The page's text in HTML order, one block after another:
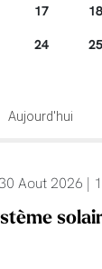
17 18
24 25
Aujourd'hui
Aout 2026 |